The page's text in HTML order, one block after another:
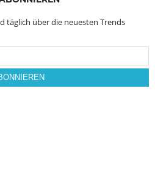
täglich über die neuesten Trends